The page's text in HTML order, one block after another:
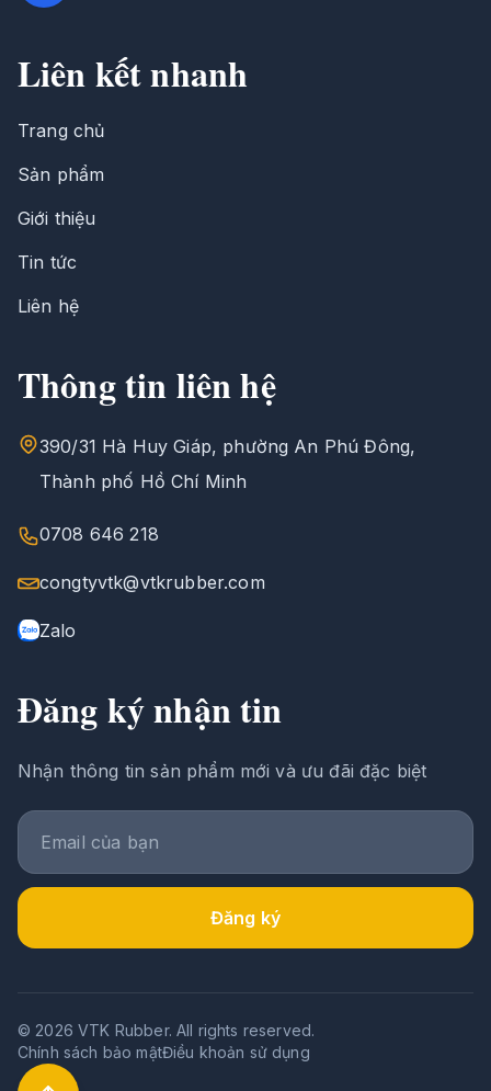
Liên kết nhanh
Trang chủ
Sản phẩm
Giới thiệu
Tin tức
Liên hệ
Thông tin liên hệ
390/31 Hà Huy Giáp, phường An Phú Đông,
Thành phố Hồ Chí Minh
0708 646 218
congtyvtk@vtkrubber.com
Zalo
Đăng ký nhận tin
Nhận thông tin sản phẩm mới và ưu đãi đặc biệt
Đăng ký
© 2026 VTK Rubber. All rights reserved.
Chính sách bảo mậtĐiều khoản sử dụng